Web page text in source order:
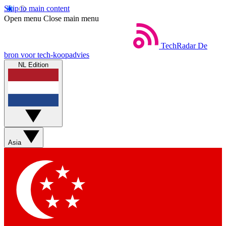
Skip to main content
Open menu Close main menu
TechRadar De
bron voor tech-koopadvies
NL Edition
Asia